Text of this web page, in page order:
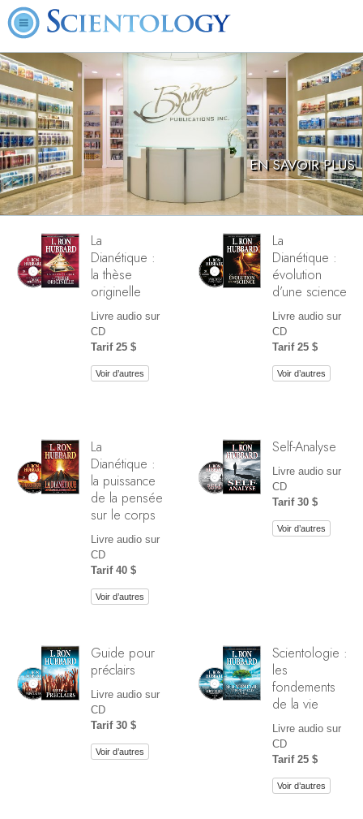
EN SAVOIR PLUS
La
Dianétique :
la thèse
originelle
Livre audio sur
CD
Tarif 25 $
Voir d’autres
La
Dianétique :
évolution
d’une science
Livre audio sur
CD
Tarif 25 $
Voir d’autres
La
Dianétique :
la puissance
de la pensée
sur le corps
Livre audio sur
CD
Tarif 40 $
Voir d’autres
Self-Analyse
Livre audio sur
CD
Tarif 30 $
Voir d’autres
Guide pour
préclairs
Livre audio sur
CD
Tarif 30 $
Voir d’autres
Scientologie :
les
fondements
de la vie
Livre audio sur
CD
Tarif 25 $
Voir d’autres